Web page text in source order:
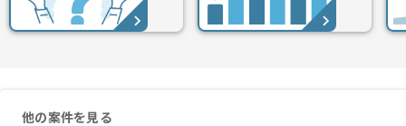
他の案件を見る